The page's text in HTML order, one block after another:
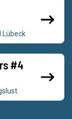
Lübeck
#4